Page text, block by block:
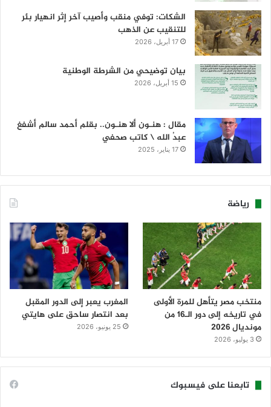
الشكات: توفي منقب وأصيب آخر إثر انهيار بئر
للتنقيب عن الذهب
17 أبريل، 2026
بيان توضيحي من الشرطة الوطنية
15 أبريل، 2026
مقال : هنـون ألا هنـون.. بقلم أحمد سالم أشفغ
عبدُ الله \ كاتب صحفي
17 يناير، 2025
رياضة
منتخب مصر يتأهل للمرة الأولى
في تاريخه إلى دور الـ16 من
مونديال 2026
3 يوليو، 2026
المغرب يعبر إلى الدور المقبل
بعد انتصار ساحق على هايتي
25 يونيو، 2026
تابعنا على فيسبوك